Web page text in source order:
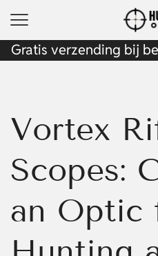
Gratis verzending bij
Vortex
Scopes:
an Optic